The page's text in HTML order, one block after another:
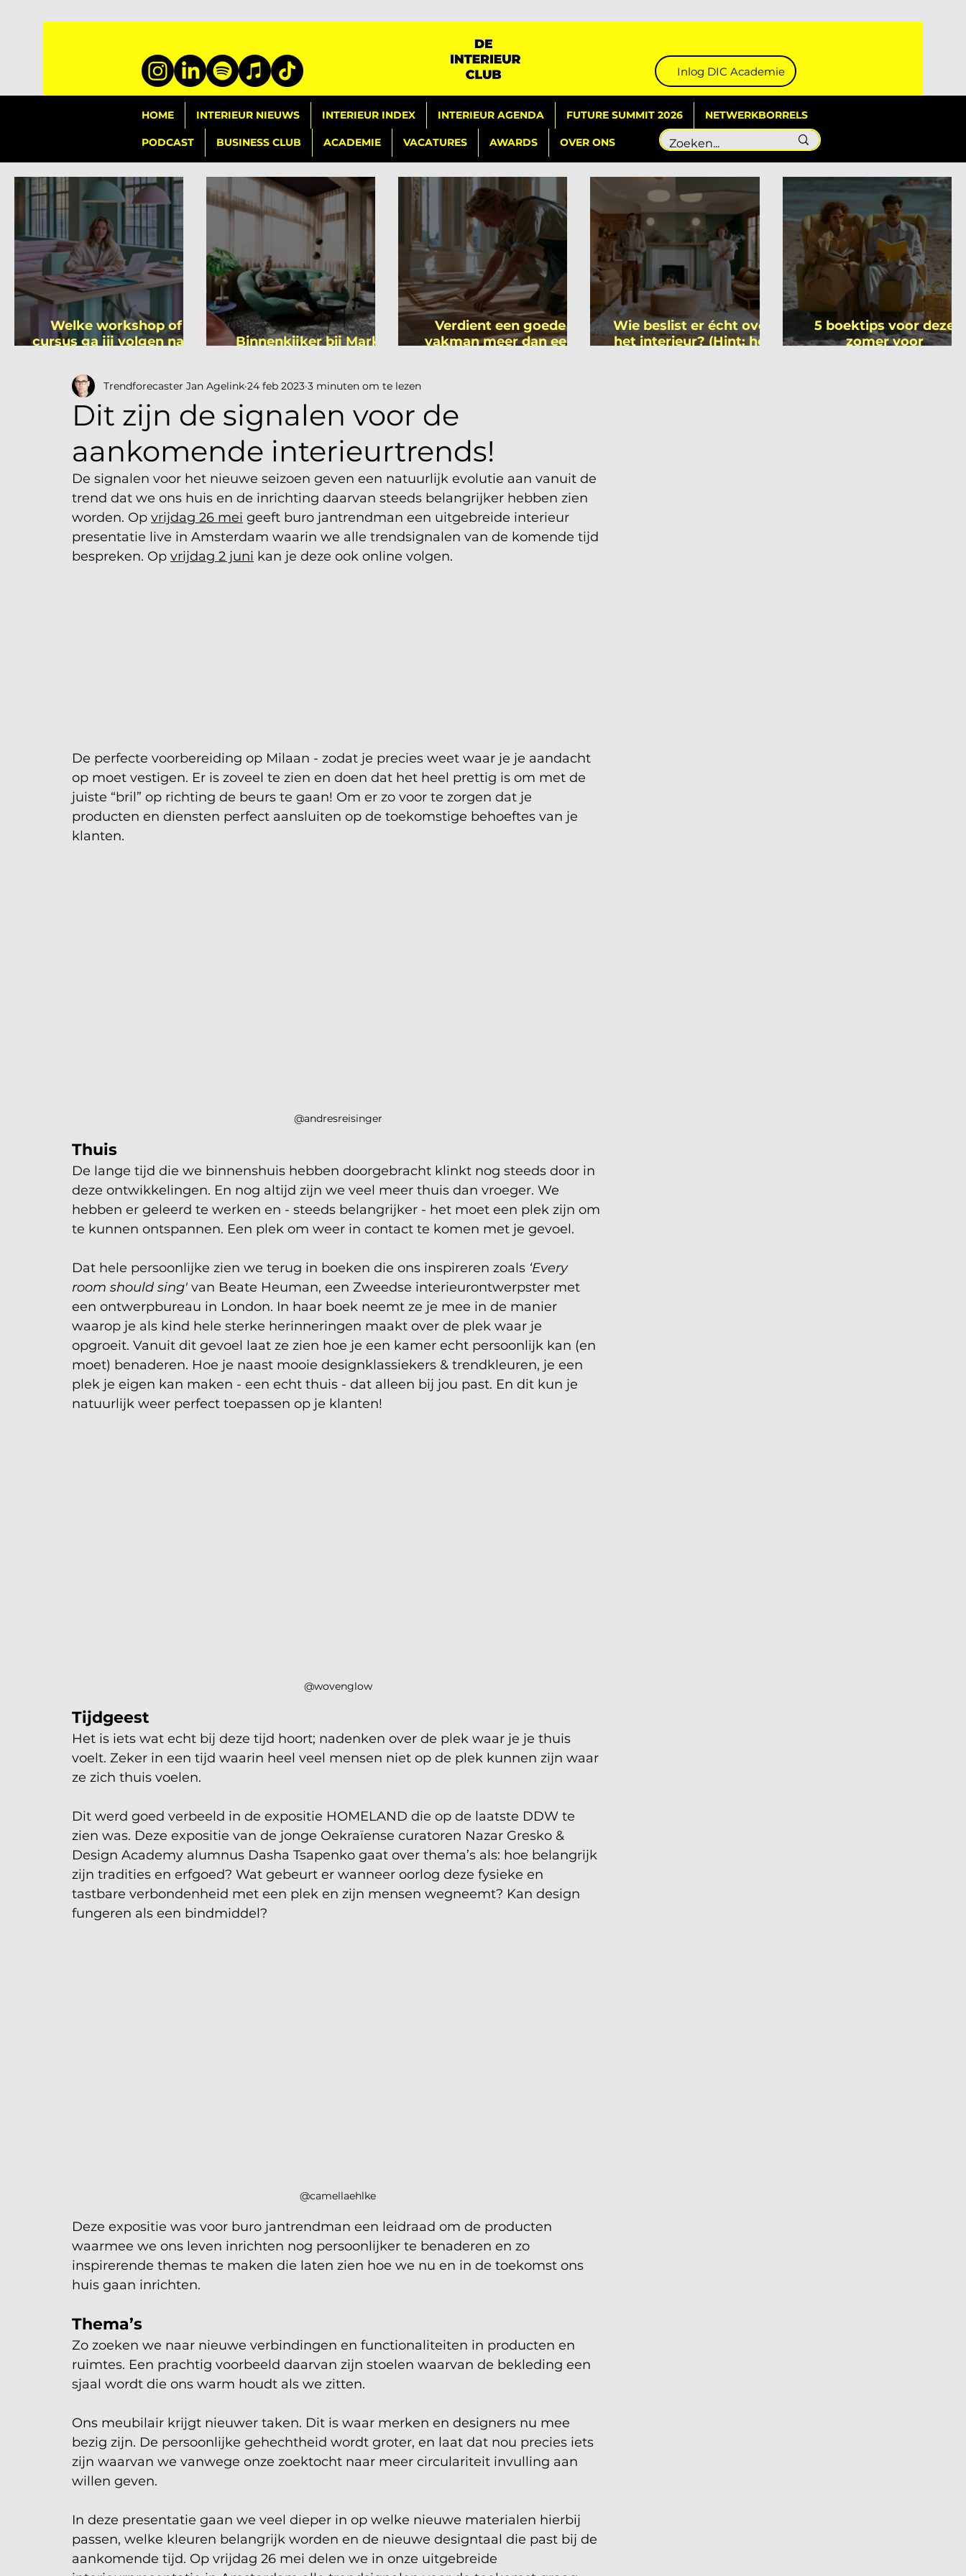
Inlog DIC Academie
HOME INTERIEUR NIEUWS INTERIEUR INDEX INTERIEUR AGENDA FUTURE SUMMIT 2026 NETWERKBORRELS
PODCAST BUSINESS CLUB ACADEMIE VACATURES AWARDS OVER ONS
Welke workshop of
cursus ga jij volgen na je
Binnenkijker bij Mark
Verdient een goede
vakman meer dan een
Wie beslist er écht over
het interieur? (Hint: het
5 boektips voor deze
zomer voor
Dit zijn de signalen voor de
aankomende interieurtrends!
Trendforecaster Jan Agelink 24 feb 2023 3 minuten om te lezen
De signalen voor het nieuwe seizoen geven een natuurlijk evolutie aan vanuit de
trend dat we ons huis en de inrichting daarvan steeds belangrijker hebben zien
worden. Op vrijdag 26 mei geeft buro jantrendman een uitgebreide interieur
presentatie live in Amsterdam waarin we alle trendsignalen van de komende tijd
bespreken. Op vrijdag 2 juni kan je deze ook online volgen.
De perfecte voorbereiding op Milaan - zodat je precies weet waar je je aandacht
op moet vestigen. Er is zoveel te zien en doen dat het heel prettig is om met de
juiste “bril” op richting de beurs te gaan! Om er zo voor te zorgen dat je
producten en diensten perfect aansluiten op de toekomstige behoeftes van je
klanten.
@andresreisinger
Thuis
De lange tijd die we binnenshuis hebben doorgebracht klinkt nog steeds door in
deze ontwikkelingen. En nog altijd zijn we veel meer thuis dan vroeger. We
hebben er geleerd te werken en - steeds belangrijker - het moet een plek zijn om
te kunnen ontspannen. Een plek om weer in contact te komen met je gevoel.
Dat hele persoonlijke zien we terug in boeken die ons inspireren zoals ‘Every
room should sing' van Beate Heuman, een Zweedse interieurontwerpster met
een ontwerpbureau in London. In haar boek neemt ze je mee in de manier
waarop je als kind hele sterke herinneringen maakt over de plek waar je
opgroeit. Vanuit dit gevoel laat ze zien hoe je een kamer echt persoonlijk kan (en
moet) benaderen. Hoe je naast mooie designklassiekers & trendkleuren, je een
plek je eigen kan maken - een echt thuis - dat alleen bij jou past. En dit kun je
natuurlijk weer perfect toepassen op je klanten!
@wovenglow
Tijdgeest
Het is iets wat echt bij deze tijd hoort; nadenken over de plek waar je je thuis
voelt. Zeker in een tijd waarin heel veel mensen niet op de plek kunnen zijn waar
ze zich thuis voelen.
Dit werd goed verbeeld in de expositie HOMELAND die op de laatste DDW te
zien was. Deze expositie van de jonge Oekraïense curatoren Nazar Gresko &
Design Academy alumnus Dasha Tsapenko gaat over thema’s als: hoe belangrijk
zijn tradities en erfgoed? Wat gebeurt er wanneer oorlog deze fysieke en
tastbare verbondenheid met een plek en zijn mensen wegneemt? Kan design
fungeren als een bindmiddel?
@camellaehlke
Deze expositie was voor buro jantrendman een leidraad om de producten
waarmee we ons leven inrichten nog persoonlijker te benaderen en zo
inspirerende themas te maken die laten zien hoe we nu en in de toekomst ons
huis gaan inrichten.
Thema’s
Zo zoeken we naar nieuwe verbindingen en functionaliteiten in producten en
ruimtes. Een prachtig voorbeeld daarvan zijn stoelen waarvan de bekleding een
sjaal wordt die ons warm houdt als we zitten.
Ons meubilair krijgt nieuwer taken. Dit is waar merken en designers nu mee
bezig zijn. De persoonlijke gehechtheid wordt groter, en laat dat nou precies iets
zijn waarvan we vanwege onze zoektocht naar meer circulariteit invulling aan
willen geven.
In deze presentatie gaan we veel dieper in op welke nieuwe materialen hierbij
passen, welke kleuren belangrijk worden en de nieuwe designtaal die past bij de
aankomende tijd. Op vrijdag 26 mei delen we in onze uitgebreide